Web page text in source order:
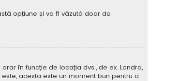
opțiune și va fi văzută doar de
în funcție de locația dvs., de ex. Londra,
acesta este un moment bun pentru a